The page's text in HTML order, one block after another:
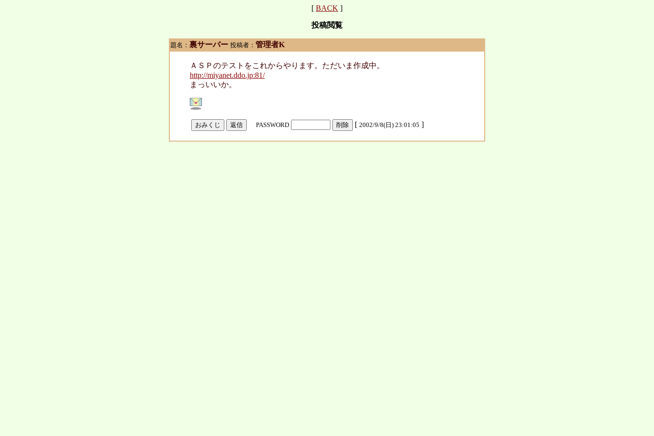
[ BACK ]
投稿閲覧
題名： 裏サーバー 投稿者： 管理者K
ＡＳＰのテストをこれからやります。ただいま作成中。
http://miyanet.ddo.jp:81/
まっいいか。
PASSWORD [ 2002/9/8(日) 23:01:05 ]